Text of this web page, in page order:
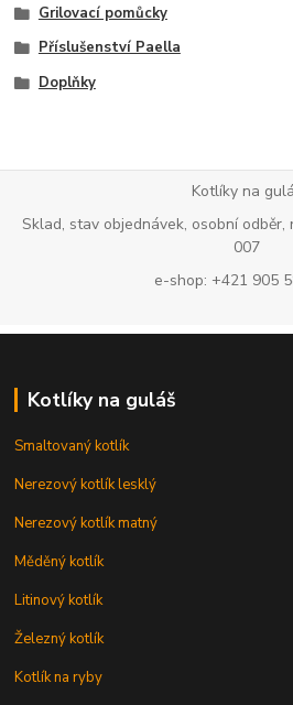
Grilovací pomůcky
Příslušenství Paella
Doplňky
Kotlíky na
Sklad, stav objednávek, osobní
007
e-shop: +421 905
Kotlíky na guláš
Smaltovaný kotlík
Nerezový kotlík lesklý
Nerezový kotlík matný
Měděný kotlík
Litinový kotlík
Železný kotlík
Kotlík na ryby